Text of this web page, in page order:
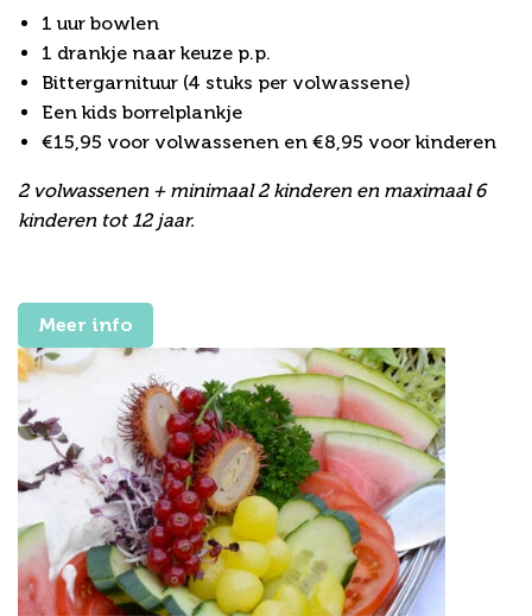
1 uur bowlen
1 drankje naar keuze p.p.
Bittergarnituur (4 stuks per volwassene)
Een kids borrelplankje
€15,95 voor volwassenen en €8,95 voor kinderen
2 volwassenen + minimaal 2 kinderen en maximaal 6
kinderen tot 12 jaar.
Meer info